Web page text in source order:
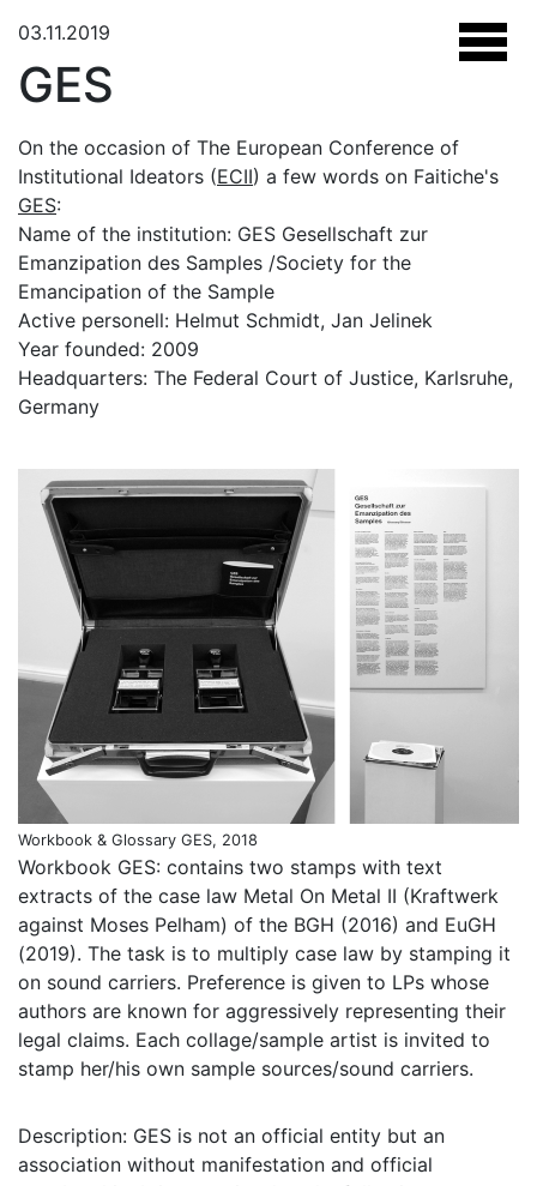
03.11.2019
GES
On the occasion of The European Conference of
Institutional Ideators (ECII) a few words on Faitiche's
GES:
Name of the institution: GES Gesellschaft zur
Emanzipation des Samples /Society for the
Emancipation of the Sample
Active personell: Helmut Schmidt, Jan Jelinek
Year founded: 2009
Headquarters: The Federal Court of Justice, Karlsruhe,
Germany
Workbook & Glossary GES, 2018
Workbook GES: contains two stamps with text
extracts of the case law Metal On Metal II (Kraftwerk
against Moses Pelham) of the BGH (2016) and EuGH
(2019). The task is to multiply case law by stamping it
on sound carriers. Preference is given to LPs whose
authors are known for aggressively representing their
legal claims. Each collage/sample artist is invited to
stamp her/his own sample sources/sound carriers.
Description: GES is not an official entity but an
association without manifestation and official